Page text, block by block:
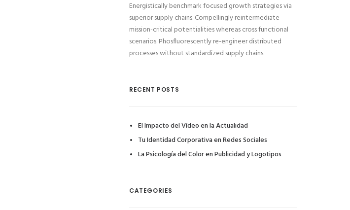
Energistically benchmark focused growth strategies via
superior supply chains. Compellingly reintermediate
mission-critical potentialities whereas cross functional
scenarios. Phosfluorescently re-engineer distributed
processes without standardized supply chains.
RECENT POSTS
El Impacto del Vídeo en la Actualidad
Tu Identidad Corporativa en Redes Sociales
La Psicología del Color en Publicidad y Logotipos
CATEGORIES